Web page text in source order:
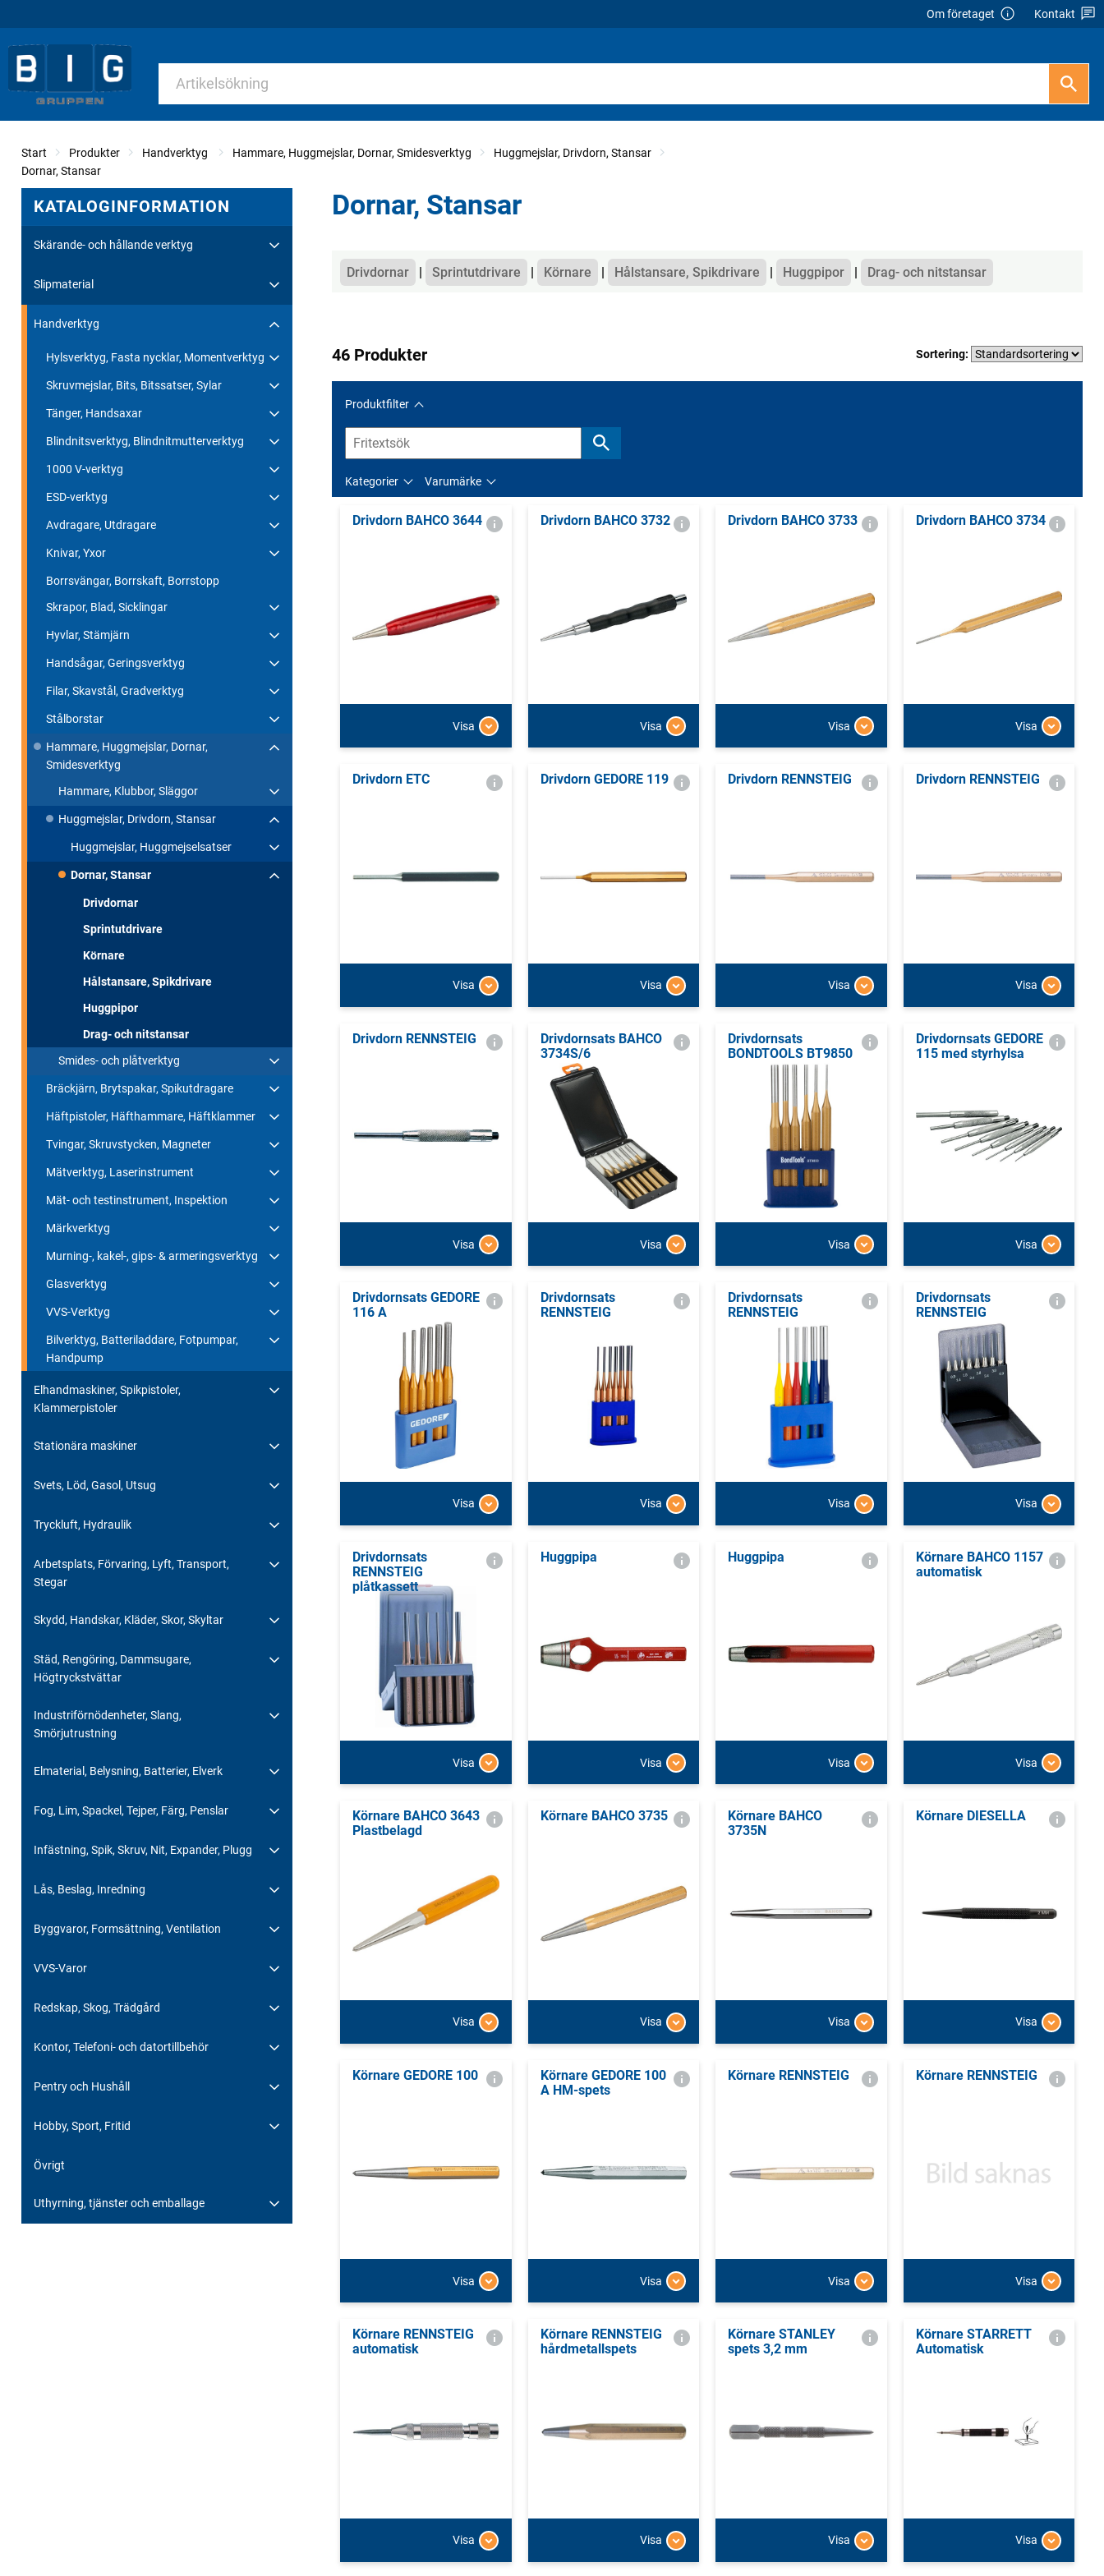
Om företaget Kontakt
Start Produkter Handverktyg Hammare, Huggmejslar, Dornar, Smidesverktyg
Huggmejslar, Drivdorn, Stansar
Dornar, Stansar
KATALOGINFORMATION
Skärande- och hållande verktyg
Slipmaterial
Handverktyg
Hylsverktyg, Fasta nycklar, Momentverktyg
Skruvmejslar, Bits, Bitssatser, Sylar
Tänger, Handsaxar
Blindnitsverktyg, Blindnitmutterverktyg
1000 V-verktyg
ESD-verktyg
Avdragare, Utdragare
Knivar, Yxor
Borrsvängar, Borrskaft, Borrstopp
Skrapor, Blad, Sicklingar
Hyvlar, Stämjärn
Handsågar, Geringsverktyg
Filar, Skavstål, Gradverktyg
Stålborstar
Hammare, Huggmejslar, Dornar,
Smidesverktyg
Hammare, Klubbor, Släggor
Huggmejslar, Drivdorn, Stansar
Huggmejslar, Huggmejselsatser
Dornar, Stansar
Drivdornar
Sprintutdrivare
Körnare
Hålstansare, Spikdrivare
Huggpipor
Drag- och nitstansar
Smides- och plåtverktyg
Bräckjärn, Brytspakar, Spikutdragare
Häftpistoler, Häfthammare, Häftklammer
Tvingar, Skruvstycken, Magneter
Mätverktyg, Laserinstrument
Mät- och testinstrument, Inspektion
Märkverktyg
Murning-, kakel-, gips- & armeringsverktyg
Glasverktyg
VVS-Verktyg
Bilverktyg, Batteriladdare, Fotpumpar,
Handpump
Elhandmaskiner, Spikpistoler,
Klammerpistoler
Stationära maskiner
Svets, Löd, Gasol, Utsug
Tryckluft, Hydraulik
Arbetsplats, Förvaring, Lyft, Transport,
Stegar
Skydd, Handskar, Kläder, Skor, Skyltar
Städ, Rengöring, Dammsugare,
Högtryckstvättar
Industriförnödenheter, Slang,
Smörjutrustning
Elmaterial, Belysning, Batterier, Elverk
Fog, Lim, Spackel, Tejper, Färg, Penslar
Infästning, Spik, Skruv, Nit, Expander, Plugg
Lås, Beslag, Inredning
Byggvaror, Formsättning, Ventilation
VVS-Varor
Redskap, Skog, Trädgård
Kontor, Telefoni- och datortillbehör
Pentry och Hushåll
Hobby, Sport, Fritid
Övrigt
Uthyrning, tjänster och emballage
Dornar, Stansar
Kategorier
Drivdornar Sprintutdrivare Körnare Hålstansare, Spikdrivare Huggpipor Drag- och nitstansar
46 Produkter Sortering:
Produktfilter
Kategorier Varumärke
Drivdorn BAHCO 3644
Visa
Drivdorn BAHCO 3732
Visa
Drivdorn BAHCO 3733
Visa
Drivdorn BAHCO 3734
Visa
Drivdorn ETC
Visa
Drivdorn GEDORE 119
Visa
Drivdorn RENNSTEIG
Visa
Drivdorn RENNSTEIG
Visa
Drivdorn RENNSTEIG
Visa
Drivdornsats BAHCO
3734S/6
Visa
Drivdornsats
BONDTOOLS BT9850
Visa
Drivdornsats GEDORE
115 med styrhylsa
Visa
Drivdornsats GEDORE
116 A
Visa
Drivdornsats
RENNSTEIG
Visa
Drivdornsats
RENNSTEIG
Visa
Drivdornsats
RENNSTEIG
Visa
Drivdornsats
RENNSTEIG
plåtkassett
Visa
Huggpipa
Visa
Huggpipa
Visa
Körnare BAHCO 1157
automatisk
Visa
Körnare BAHCO 3643
Plastbelagd
Visa
Körnare BAHCO 3735
Visa
Körnare BAHCO
3735N
Visa
Körnare DIESELLA
Visa
Körnare GEDORE 100
Visa
Körnare GEDORE 100
A HM-spets
Visa
Körnare RENNSTEIG
Visa
Körnare RENNSTEIG
Visa
Körnare RENNSTEIG
automatisk
Visa
Körnare RENNSTEIG
hårdmetallspets
Visa
Körnare STANLEY
spets 3,2 mm
Visa
Körnare STARRETT
Automatisk
Visa